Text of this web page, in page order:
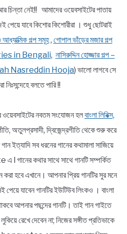
চিন্তা নেই!! আমাদের ওয়েবসাইটের পাতায়
পেয়ে যাবে কিশোর কিশোরীরা । শুধু ছোটরাই
আধ্যাত্মিক গল্প সমূহ, গোপাল ভাঁড়ের মজার গল্প
in Bengali, নাসিরুদ্দিন হোজ্জার গল্প –
Nasreddin Hooja) ভালো লাগবে সে
নিঃসন্দেহে বলতে পারি !!
ওয়েবসাইটের নবতম সংযোজন হলবাংলা লিরিক্স,
অতুলপ্রসাদী, দ্বিজেন্দ্রগীতি থেকে শুরু করে
ইত্যাদি সব ধরনের গানের কথামালা সাজিয়ে
গানের কথার সাথে সাথে গানটি সম্পর্কিত
হবে এখানে। আপনার প্রিয় গানটির সুর মনে
পেয়ে যাবেন গানটির ইউটিউব লিংকও । বাংলা
আপনার পছন্দের গানটি। তাই গান গাইতে
রেখে দেবেন না; নিজের সঙ্গীত প্রতিভাকে